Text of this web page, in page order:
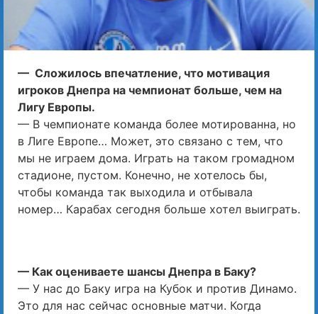
— Сложилось впечатление, что мотивация
игроков Днепра на чемпионат больше, чем на
Лигу Европы.
— В чемпионате команда более мотированна, но
в Лиге Европе… Может, это связано с тем, что
мы не играем дома. Играть на таком громадном
стадионе, пустом. Конечно, не хотелось бы,
чтобы команда так выходила и отбывала
номер… Карабах сегодня больше хотел выиграть.
— Как оцениваете шансы Днепра в Баку?
— У нас до Баку игра на Кубок и против Динамо.
Это для нас сейчас основные матчи. Когда